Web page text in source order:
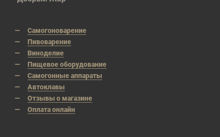
Самогоноварение
Пивоварение
Виноделие
Пищевое оборудование
Самогонные аппараты
Автоклавы
Отзывы о магазине
Оплата онлайн